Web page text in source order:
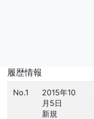
履歴情報
No.1
2015年10
月5日
新規